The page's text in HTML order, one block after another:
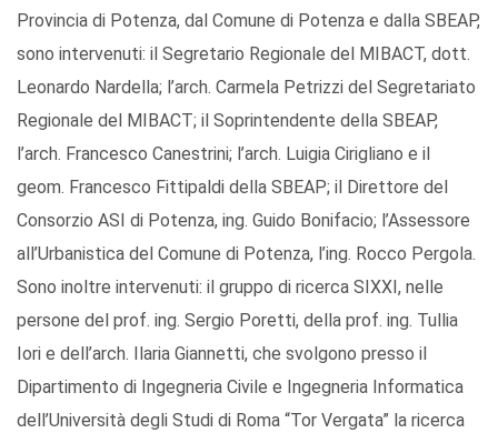
Provincia di Potenza, dal Comune di Potenza e dalla SBEAP,
sono intervenuti: il Segretario Regionale del MIBACT, dott.
Leonardo Nardella; l’arch. Carmela Petrizzi del Segretariato
Regionale del MIBACT; il Soprintendente della SBEAP,
l’arch. Francesco Canestrini; l’arch. Luigia Cirigliano e il
geom. Francesco Fittipaldi della SBEAP; il Direttore del
Consorzio ASI di Potenza, ing. Guido Bonifacio; l’Assessore
all’Urbanistica del Comune di Potenza, l’ing. Rocco Pergola.
Sono inoltre intervenuti: il gruppo di ricerca SIXXI, nelle
persone del prof. ing. Sergio Poretti, della prof. ing. Tullia
Iori e dell’arch. Ilaria Giannetti, che svolgono presso il
Dipartimento di Ingegneria Civile e Ingegneria Informatica
dell’Università degli Studi di Roma “Tor Vergata” la ricerca